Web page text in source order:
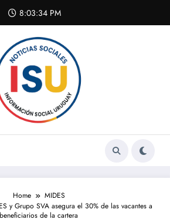
8:03:34 PM
Home
MIDES
y Grupo SVA asegura el 30% de las vacantes a
beneficiarios de la cartera